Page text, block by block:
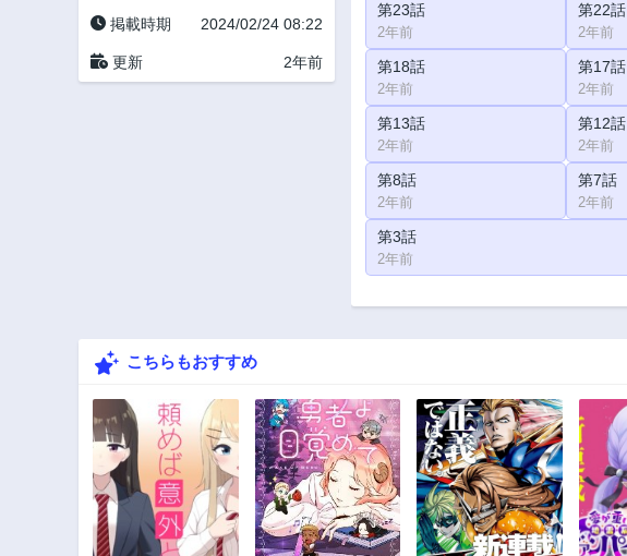
掲載時期 2024/02/24 08:22
更新 2年前
第23話
2年前
第22話
2年前
第18話
2年前
第17話
2年前
第13話
2年前
第12話
2年前
第8話
2年前
第7話
2年前
第3話
2年前
こちらもおすすめ